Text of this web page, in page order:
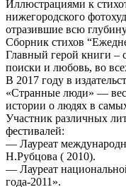
Иллюстрациями к
нижегородского
отразившие всю
Сборник стихов
Главный герой книги –
поиски и любовь, во
В 2017 году в
«Странные люди» —
истории о людях в
Участник различных
фестивалей:
— Лауреат
Н.Рубцова ( 2010).
— Лауреат
года-2011».